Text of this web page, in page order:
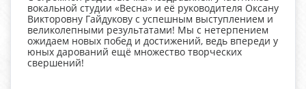
вокальной студии «Весна» и её руководителя Оксану
Викторовну Гайдукову с успешным выступлением и
великолепными результатами! Мы с нетерпением
ожидаем новых побед и достижений, ведь впереди у
юных дарований ещё множество творческих
свершений!